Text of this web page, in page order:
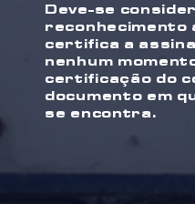
Deve-se
reconhecimento
certifica a
nenhum
certificação do
documento em
se encontra.